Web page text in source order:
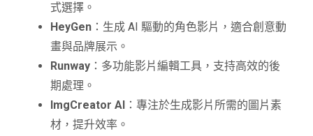
式選擇。
HeyGen ：生成 AI 驅動的角色影片，適合創意動
畫與品牌展示。
Runway ：多功能影片編輯工具，支持高效的後
期處理。
ImgCreator AI ：專注於生成影片所需的圖片素
材，提升效率。